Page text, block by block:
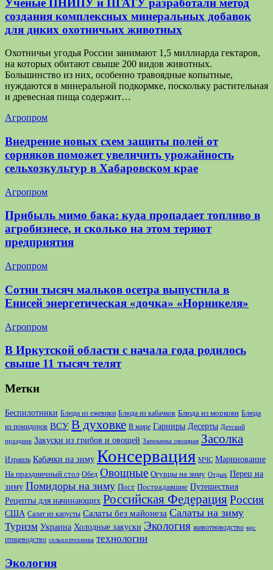
создания комплексных минеральных добавок
для диких охотничьих животных
Охотничьи угодья России занимают 1,5 миллиарда гектаров,
на которых обитают свыше 200 видов животных.
Большинство из них, особенно травоядные копытные,
нуждаются в минеральной подкормке, поскольку растительная
и древесная пища содержит…
Агропром
Внедрение новых схем защиты полей от
сорняков поможет увеличить урожайность
сельхозкультур в Хабаровском крае
Агропром
Прибыль мимо бака: куда пропадает топливо в
агробизнесе, и сколько на этом теряют
предприятия
Агропром
Сотни тысяч мальков осетра выпустила в
Енисей энергетическая «дочка» «Норникеля»
Агропром
В Иркутской области с начала года родилось
свыше 11 тысяч телят
Метки
Беспилотники Блюда из ежевики Блюда из кабачков Блюда из моркови Блюда
из помидоров ВСУ В духовке В мире Гарниры Десерты Детский
праздник Закуски из грибов и овощей Запеканка овощная Засолка
Израиль Кабачки на зиму Консервация МЧС Маринование
На праздничный стол Обед Овощные Огурцы на зиму Отдых Перец на
зиму Помидоры на зиму Пост Пострадавшие Путешествия
Рецепты для начинающих Российская ФедерацияРоссия
США Салат из капусты Салаты без майонеза Салаты на зиму
Туризм Украина Холодные закуски Экология животноводство крс
птицеводство сельхозтехника технологии
Экология